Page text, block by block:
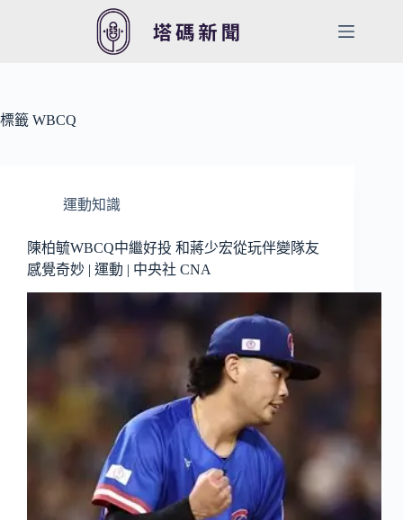
容
標籤 WBCQ
運動知識
陳柏毓WBCQ中繼好投 和蔣少宏從玩伴變隊友
感覺奇妙 | 運動 | 中央社 CNA